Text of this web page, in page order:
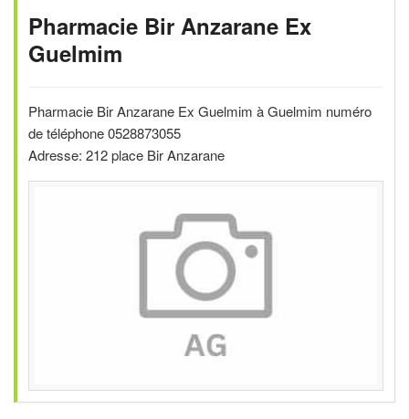
Pharmacie Bir Anzarane Ex
Guelmim
Pharmacie Bir Anzarane Ex Guelmim à Guelmim numéro
de téléphone 0528873055
Adresse: 212 place Bir Anzarane